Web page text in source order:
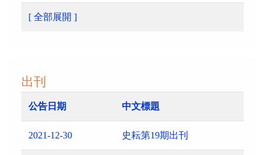
[ 全部展開 ]
出刊
公告日期 中文標題
2021-12-30 史耘第19期出刊